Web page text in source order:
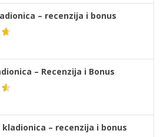
– recenzija i bonus
– Recenzija i Bonus
kladionica – recenzija i bonus